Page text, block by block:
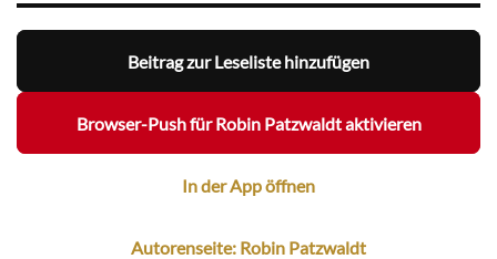
Beitrag zur Leseliste hinzufügen
Browser-Push für Robin Patzwaldt aktivieren
In der App öffnen
Autorenseite: Robin Patzwaldt